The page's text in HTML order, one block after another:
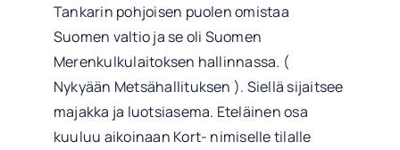
Tankarin pohjoisen puolen omistaa
Suomen valtio ja se oli Suomen
Merenkulkulaitoksen hallinnassa. (
Nykyään Metsähallituksen ). Siellä sijaitsee
majakka ja luotsiasema. Eteläinen osa
kuuluu aikoinaan Kort- nimiselle tilalle